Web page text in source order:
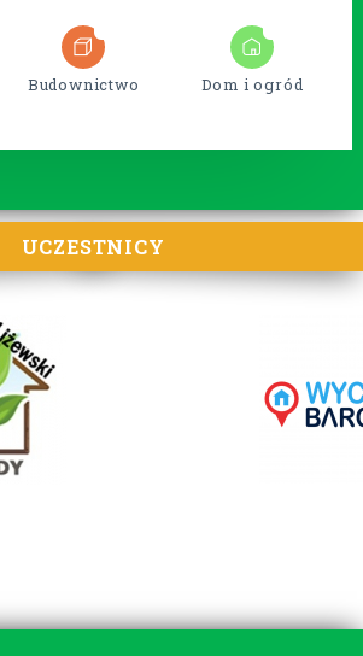
Budownictwo Dom i ogród
UCZESTNICY